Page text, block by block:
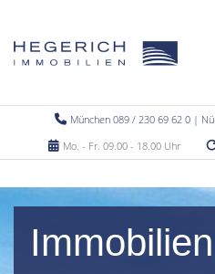
München 089 / 230 69 62 0 |
Mo. - Fr. 09.00 - 18.00 Uhr
Immobilien